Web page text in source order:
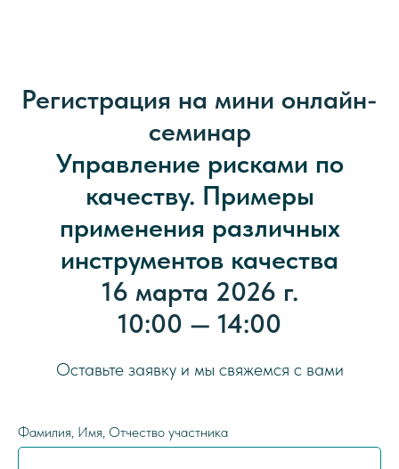
Регистрация на мини онлайн-
семинар
Управление рисками по
качеству. Примеры
применения различных
инструментов качества
16 марта 2026 г.
10:00 — 14:00
Оставьте заявку и мы свяжемся с вами
Фамилия, Имя, Отчество участника